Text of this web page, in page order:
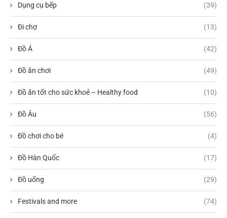
Dụng cụ bếp (39)
Đi chợ (13)
Đồ Á (42)
Đồ ăn chơi (49)
Đồ ăn tốt cho sức khoẻ – Healthy food (10)
Đồ Âu (56)
Đồ chơi cho bé (4)
Đồ Hàn Quốc (17)
Đồ uống (29)
Festivals and more (74)